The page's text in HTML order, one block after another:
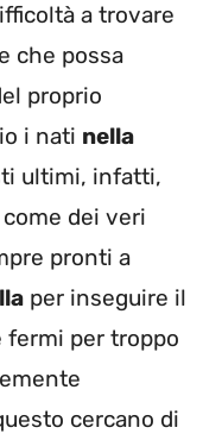
a trovare
che possa
proprio
i nati nella
ultimi, infatti,
dei veri
pronti a
per inseguire il
fermi per troppo
cercano di